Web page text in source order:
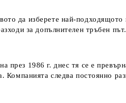
да изберете най-
за допълнителен тръбен път.
1986 г. днес тя се е
Компанията следва постоянно